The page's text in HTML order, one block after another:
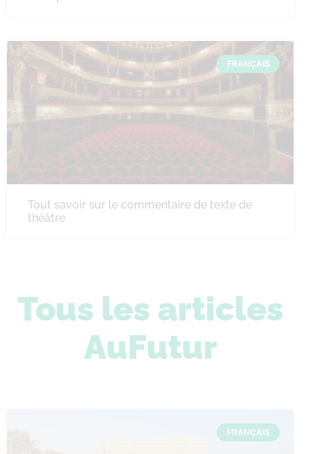
FRANÇAIS
Tout savoir sur le commentaire de texte de
théâtre
Tous les articles
AuFutur
FRANÇAIS